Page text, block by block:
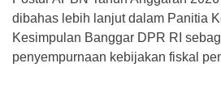
dibahas lebih lanjut dalam Panitia
Kesimpulan Banggar DPR RI
penyempurnaan kebijakan fiskal